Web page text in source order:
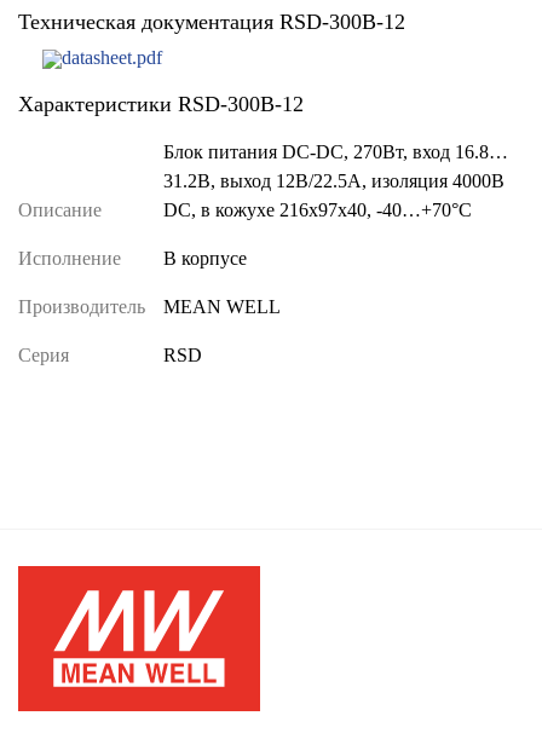
Техническая документация RSD-300B-12
datasheet.pdf
Характеристики RSD-300B-12
Описание
Блок питания DC-DC, 270Вт, вход 16.8…
31.2В, выход 12В/22.5А, изоляция 4000В
DC, в кожухе 216х97х40, -40…+70°С
Исполнение В корпусе
Производитель MEAN WELL
Серия RSD